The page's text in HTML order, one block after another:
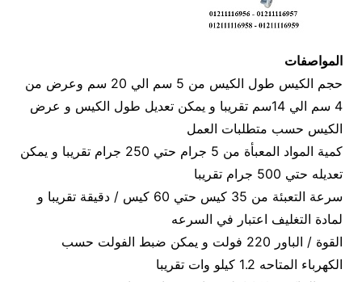
المواصفات
حجم الكيس طول الكيس من 5 سم الي 20 سم وعرض من
4 سم الي 14سم تقريبا و يمكن تعديل طول الكيس و عرض
الكيس حسب متطلبات العمل
كمية المواد المعبأة من 5 جرام حتي 250 جرام تقريبا و يمكن
تعديله حتي 500 جرام تقريبا
سرعة التعبئة من 35 كيس حتي 60 كيس / دقيقة تقريبا و
لمادة التغليف اعتبار في السرعه
القوة / الباور 220 فولت و يمكن ضبط الفولت حسب
الكهرباء المتاحه 1.2 كيلو وات تقريبا